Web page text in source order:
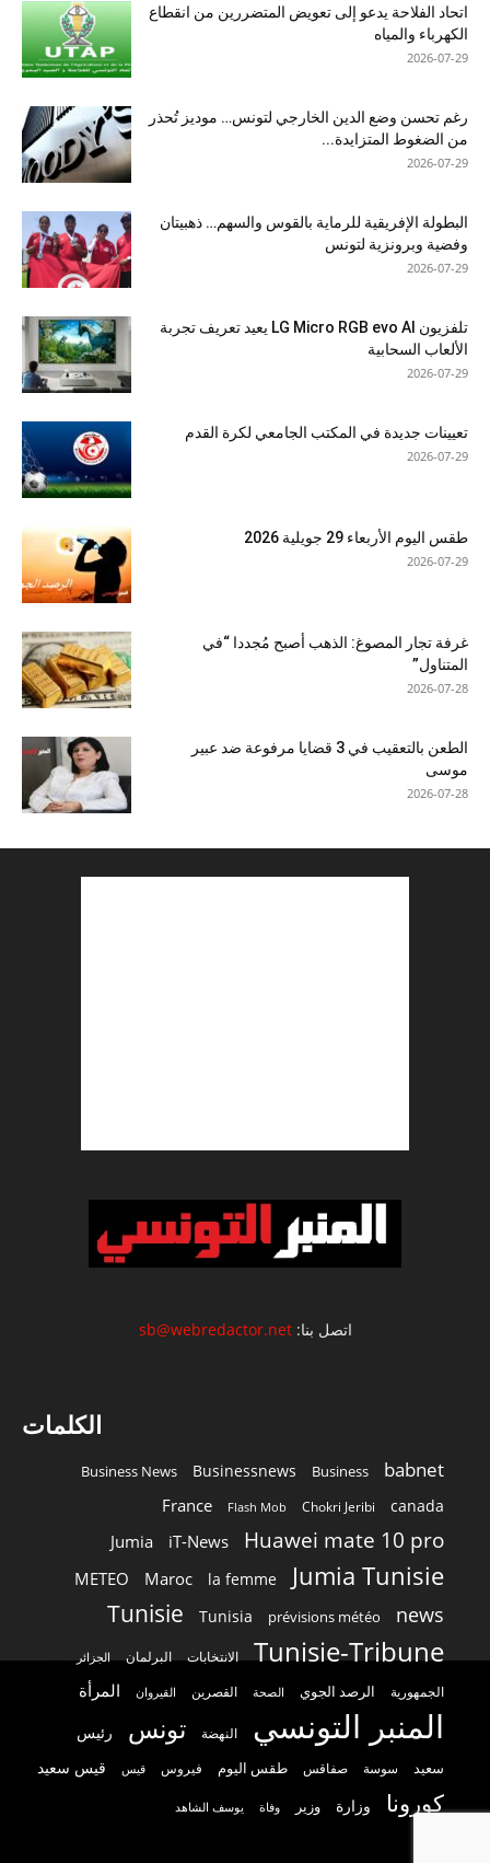
اتحاد الفلاحة يدعو إلى تعويض المتضررين من انقطاع
الكهرباء والمياه
2026-07-29
رغم تحسن وضع الدين الخارجي لتونس… موديز تُحذر
من الضغوط المتزايدة...
2026-07-29
البطولة الإفريقية للرماية بالقوس والسهم… ذهبيتان
وفضية وبرونزية لتونس
2026-07-29
تلفزيون LG Micro RGB evo AI يعيد تعريف تجربة
الألعاب السحابية
2026-07-29
تعيينات جديدة في المكتب الجامعي لكرة القدم
2026-07-29
طقس اليوم الأربعاء 29 جويلية 2026
2026-07-29
غرفة تجار المصوغ: الذهب أصبح مُجددا “في
المتناول”
2026-07-28
الطعن بالتعقيب في 3 قضايا مرفوعة ضد عبير
موسى
2026-07-28
اتصل بنا:sb@webredactor.net
الكلمات
babnet
Business
Businessnews
Business News
canada
Chokri Jeribi
Flash Mob
France
Huawei mate 10 pro
iT-News
Jumia
Jumia Tunisie
la femme
Maroc
METEO
news
prévisions météo
Tunisia
Tunisie
Tunisie-Tribune الانتخابات البرلمان الجزائر
الجمهورية الرصد الجوي الصحة القصرين القيروان المرأة
المنبر التونسي النهضة تونس رئيس
سعيد سوسة صفاقس طقس اليوم فيروس قيس قيس سعيد
كورونا وزارة وزير وفاة يوسف الشاهد